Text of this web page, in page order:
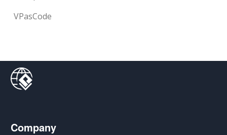
VPasCode
Company